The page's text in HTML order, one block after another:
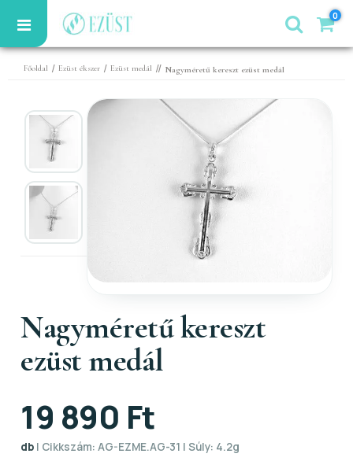
0
Főoldal / Ezüst ékszer / Ezüst medál // Nagyméretű kereszt ezüst medál
Nagyméretű kereszt
ezüst medál
19 890 Ft
db | Cikkszám: AG-EZME.AG-31 | Súly: 4.2g